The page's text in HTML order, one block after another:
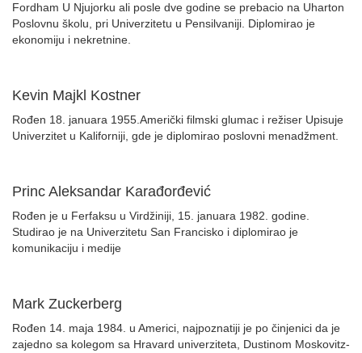
Fordham U Njujorku ali posle dve godine se prebacio na Uharton
Poslovnu školu, pri Univerzitetu u Pensilvaniji. Diplomirao je
ekonomiju i nekretnine.
Kevin Majkl Kostner
Rođen 18. januara 1955.Američki filmski glumac i režiser Upisuje
Univerzitet u Kaliforniji, gde je diplomirao poslovni menadžment.
Princ Aleksandar Karađorđević
Rođen je u Ferfaksu u Virdžiniji, 15. januara 1982. godine.
Studirao je na Univerzitetu San Francisko i diplomirao je
komunikaciju i medije
Mark Zuckerberg
Rođen 14. maja 1984. u Americi, najpoznatiji je po činjenici da je
zajedno sa kolegom sa Hravard univerziteta, Dustinom Moskovitz-